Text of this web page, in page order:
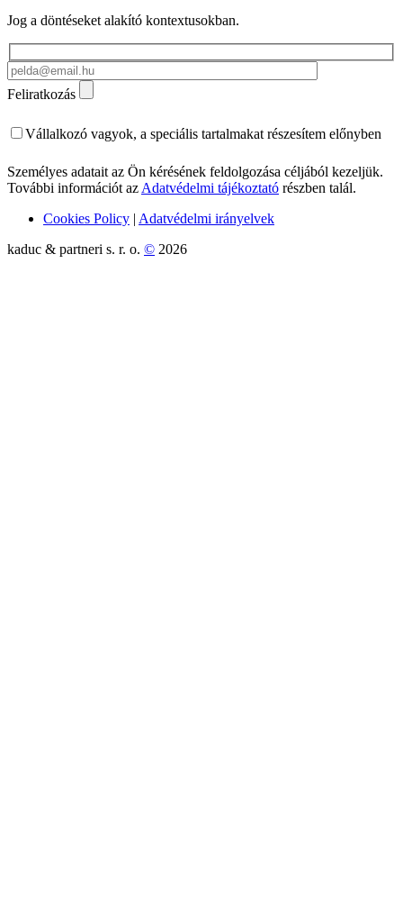
Jog a döntéseket alakító kontextusokban.
Feliratkozás
Vállalkozó vagyok, a speciális tartalmakat részesítem előnyben
Személyes adatait az Ön kérésének feldolgozása céljából kezeljük.
További információt az Adatvédelmi tájékoztató részben talál.
Cookies Policy | Adatvédelmi irányelvek
kaduc & partneri s. r. o. © 2026